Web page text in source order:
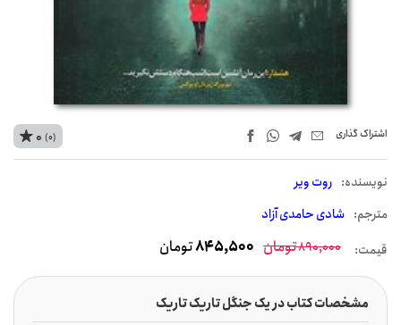
اشتراک‌ گذاری
نويسنده: روت ویر
مترجم: شادی حامدی آزاد
0 (0)
قیمت: 890,000تومان 845,500تومان
مشخصات کتاب در یک جنگل تاریک تاریک